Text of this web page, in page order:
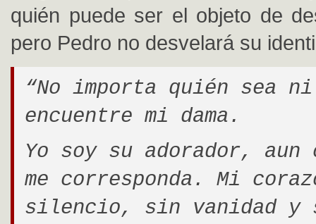
quién puede ser el objeto de
pero Pedro no desvelará su
“No importa quién sea ni
encuentre mi dama.
Yo soy su adorador, aun
me corresponda. Mi
silencio, sin vanidad y